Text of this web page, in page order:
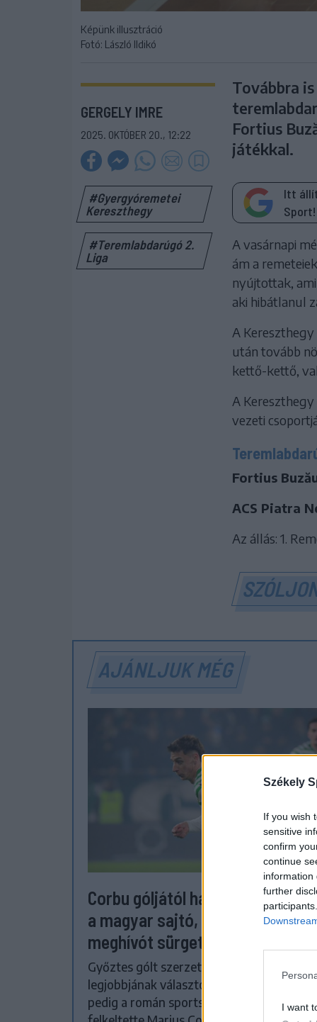
Székely
If you wish
sensitive
confirm
continue
information
further
I want
Képünk illusztráció
Fotó: László Ildikó
GERGELY IMRE
2025. OKTÓBER 20., 12:22
#Gyergyóremetei
Kereszthegy
#Teremlabdarúgó 2.
Liga
Továbbra
Fortius
játékkal.
Itt
Sport!
A vasárnapi
ám a
nyújtottak,
aki hibátlanul
A
után tovább
kettő-kettő,
A
vezeti
Fortius
ACS Piatra
Az állás: 1.
AJÁNLJUK MÉG
Corbu góljától hangos a román
a magyar sajtó, válogatott
meghívót sürgetnek
Győztes gólt szerzett, a mérkőzés
legjobbjának választották, teljesítményével
pedig a román sportsajtó figyelmét is